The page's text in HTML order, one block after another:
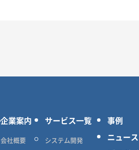
企業案内
会社概要
サービス一覧
システム開発
事例
ニュース